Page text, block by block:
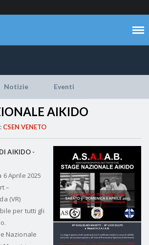
Notizie Eventi
AIKIDO
CSEN VENETO
AIKIDO -
6 Aprile 2025
–
(VR)
per tutti gli
Nazionale